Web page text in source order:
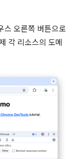
스 오른쪽 버튼으로
각 리소스의 도메